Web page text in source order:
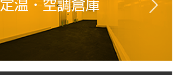
定温・空調倉庫